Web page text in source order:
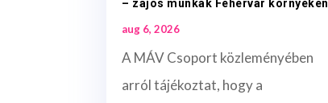
– zajos munkák Fehérvár környékén
aug 6, 2026
A MÁV Csoport közleményében
arról tájékoztat, hogy a